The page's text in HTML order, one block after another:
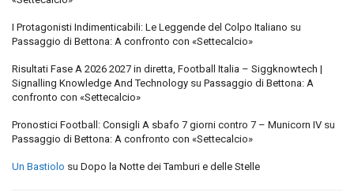
I Protagonisti Indimenticabili: Le Leggende del Colpo Italiano su
Passaggio di Bettona: A confronto con «Settecalcio»
Risultati Fase A 2026 2027 in diretta, Football Italia – Siggknowtech |
Signalling Knowledge And Technology su Passaggio di Bettona: A
confronto con «Settecalcio»
Pronostici Football: Consigli A sbafo 7 giorni contro 7 – Municorn IV su
Passaggio di Bettona: A confronto con «Settecalcio»
Un Bastiolo su Dopo la Notte dei Tamburi e delle Stelle